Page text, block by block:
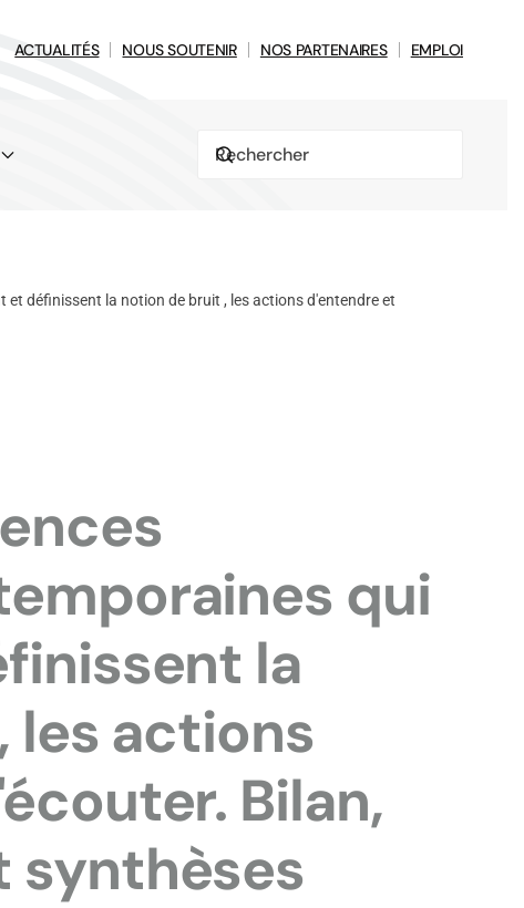
ACTUALITÉS NOUS SOUTENIR NOS PARTENAIRES EMPLOI
définissent la notion de bruit , les actions d'entendre et
qui
la
les actions
Bilan,
synthèses